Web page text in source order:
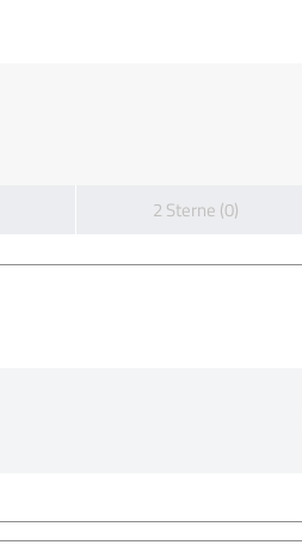
2 Sterne (0)